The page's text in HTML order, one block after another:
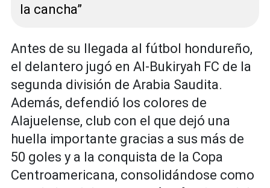
la cancha”
Antes de su llegada al fútbol hondureño,
el delantero jugó en Al-Bukiryah FC de la
segunda división de Arabia Saudita.
Además, defendió los colores de
Alajuelense, club con el que dejó una
huella importante gracias a sus más de
50 goles y a la conquista de la Copa
Centroamericana, consolidándose como